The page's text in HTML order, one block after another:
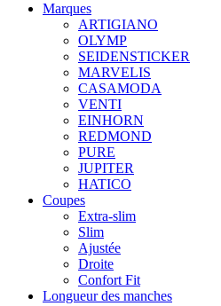
Marques
ARTIGIANO
OLYMP
SEIDENSTICKER
MARVELIS
CASAMODA
VENTI
EINHORN
REDMOND
PURE
JUPITER
HATICO
Coupes
Extra-slim
Slim
Ajustée
Droite
Confort Fit
Longueur des manches